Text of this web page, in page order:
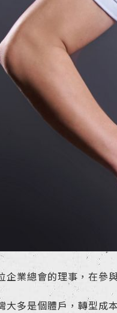
企業總會的理事，在參
大多是個體戶，轉型成